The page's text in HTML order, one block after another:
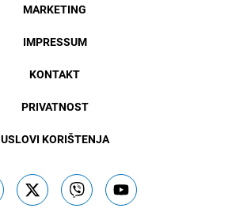
MARKETING
IMPRESSUM
KONTAKT
PRIVATNOST
USLOVI KORIŠTENJA